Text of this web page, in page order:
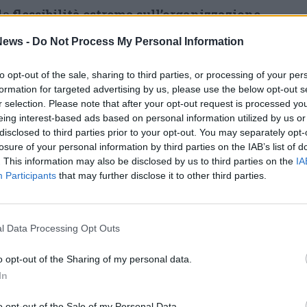
- Do Not Process My Personal Information
opt-out of the sale, sharing to third parties, or processing of your
for targeted advertising by us, please use the below opt-out
selection. Please note that after your opt-out request is processed
interest-based ads based on personal information utilized by us
to third parties prior to your opt-out. You may separately
of your personal information by third parties on the IAB’s list of
This information may also be disclosed by us to third parties on the
Participants that may further disclose it to other third parties.
Data Processing Opt Outs
opt-out of the Sharing of my personal data.
flessibilità estrema sull’organizzazione
sistema degli orari – spiega Golosi -. No
del sistema delle relazioni industriali
rappresentanza e della partecipazione
e la precarizzazione dei rapporti di lavoro
part-time. Stop al limite massimo dei
in azienda e basta al mancato
dei lavoratori addetti agli
che si mettano in discussione le
noi non torniamo più in dietro».
in mattinata ha confermato la folta
di ALA addetti alla raccolta dei rifiuti, alla
e allo spazzamento stradale di Legnano:
di raccolta e di spazzamento previsti